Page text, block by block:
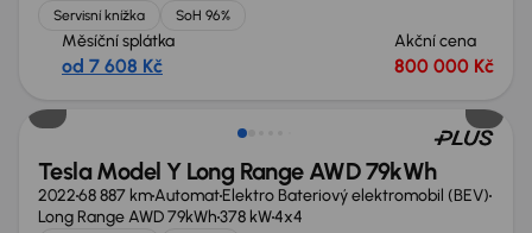
Servisní knížka SoH 96%
Měsíční splátka
od 7 608 Kč
Akční cena
800 000 Kč
Možnost odpočtu DPH
Tesla Model Y Long Range AWD 79kWh
202268 887 kmAutomatElektro Bateriový elektromobil (BEV)
Long Range AWD 79kWh378 kW4x4